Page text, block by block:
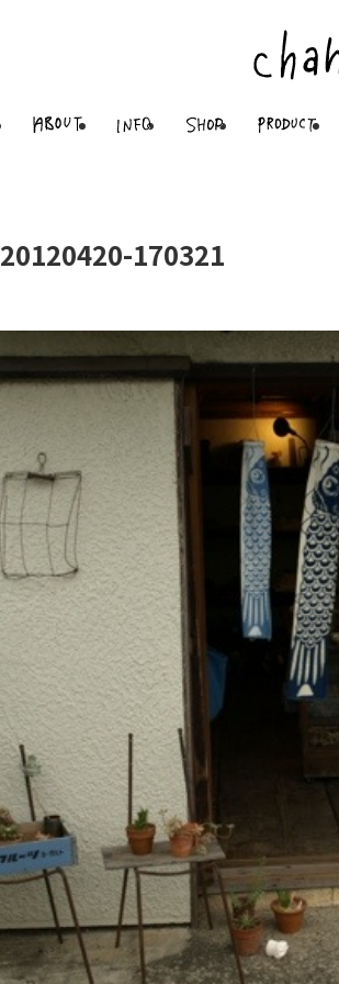
20120420-170321